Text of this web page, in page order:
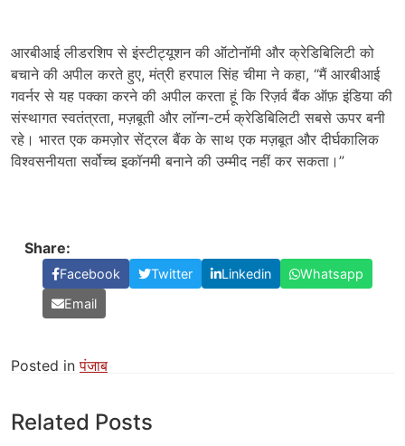
आरबीआई लीडरशिप से इंस्टीट्यूशन की ऑटोनॉमी और क्रेडिबिलिटी को
बचाने की अपील करते हुए, मंत्री हरपाल सिंह चीमा ने कहा, “मैं आरबीआई
गवर्नर से यह पक्का करने की अपील करता हूं कि रिज़र्व बैंक ऑफ़ इंडिया की
संस्थागत स्वतंत्रता, मज़बूती और लॉन्ग-टर्म क्रेडिबिलिटी सबसे ऊपर बनी
रहे। भारत एक कमज़ोर सेंट्रल बैंक के साथ एक मज़बूत और दीर्घकालिक
विश्वसनीयता सर्वोच्च इकॉनमी बनाने की उम्मीद नहीं कर सकता।”
Share:
Facebook Twitter Linkedin
Whatsapp
Email
Posted inपंजाब
Related Posts